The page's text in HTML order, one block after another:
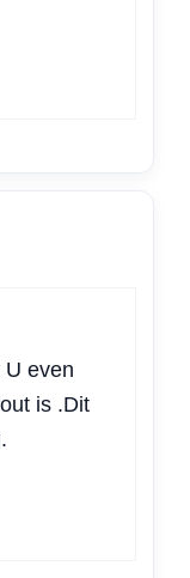
U even
is .Dit